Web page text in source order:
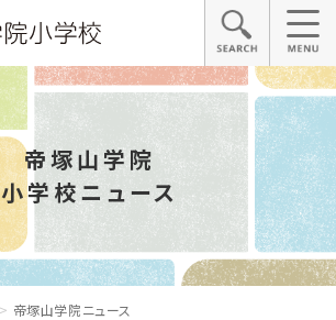
帝塚山学院
小学校ニュース
帝塚山学院ニュース